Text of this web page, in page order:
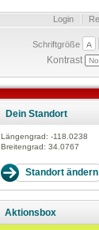
Login
Schriftgröße
Kontrast
Dein Standort
Längengrad: -118.0238
Breitengrad: 34.0767
Aktionsbox